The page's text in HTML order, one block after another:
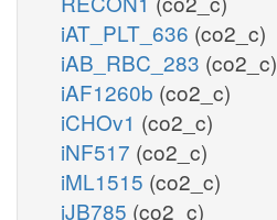
iAT_PLT_636 (co2_c)
iAB_RBC_283 (co2_c)
iAF1260b (co2_c)
iCHOv1 (co2_c)
iNF517 (co2_c)
iML1515 (co2_c)
iJB785 (co2_c)